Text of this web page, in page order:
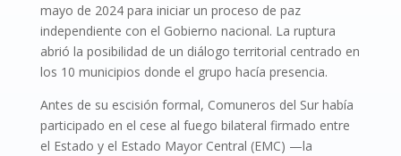
mayo de 2024 para iniciar un proceso de paz
independiente con el Gobierno nacional. La ruptura
abrió la posibilidad de un diálogo territorial centrado en
los 10 municipios donde el grupo hacía presencia.
Antes de su escisión formal, Comuneros del Sur había
participado en el cese al fuego bilateral firmado entre
el Estado y el Estado Mayor Central (EMC) —la